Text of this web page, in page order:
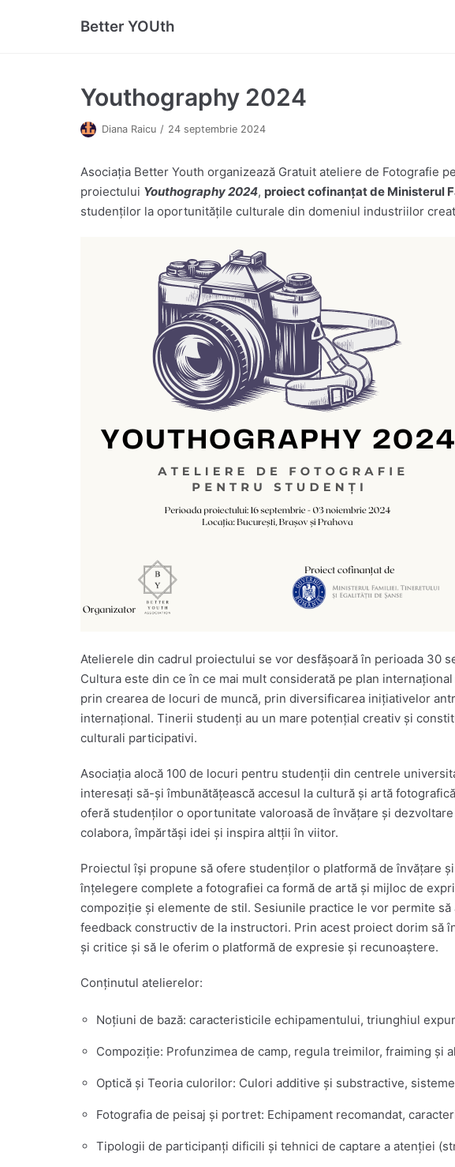
Better YOUth
Youthography 2024
Diana Raicu 24 septembrie 2024
Asociația Better Youth organizează Gratuit ateliere de Fotografie
proiectului Youthography 2024, proiect cofinanțat de Ministerul
studenților la oportunitățile culturale din domeniul industriilor
Atelierele din cadrul proiectului se vor desfășoară în perioada 30
Cultura este din ce în ce mai mult considerată pe plan
prin crearea de locuri de muncă, prin diversificarea inițiativelor
internațional. Tinerii studenți au un mare potențial creativ și
culturali participativi.
Asociația alocă 100 de locuri pentru studenții din centrele
interesați să-și îmbunătățească accesul la cultură și artă
oferă studenților o oportunitate valoroasă de învățare și
colabora, împărtăși idei și inspira altții în viitor.
Proiectul își propune să ofere studenților o platformă de învățare
înțelegere complete a fotografiei ca formă de artă și mijloc de
compoziție și elemente de stil. Sesiunile practice le vor permite
feedback constructiv de la instructori. Prin acest proiect dorim să
și critice și să le oferim o platformă de expresie și recunoaștere.
Conținutul atelierelor:
Noțiuni de bază: caracteristicile echipamentului, triunghiul
Compoziție: Profunzimea de camp, regula treimilor, fraiming și
Optică și Teoria culorilor: Culori additive și substractive,
Fotografia de peisaj și portret: Echipament recomandat,
Tipologii de participanți dificili și tehnici de captare a atenției